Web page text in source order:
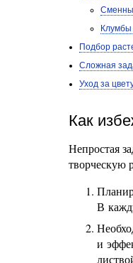
Клумбы
Подбор
Сложная
Уход за
Как
Непростая
творческую
В
и